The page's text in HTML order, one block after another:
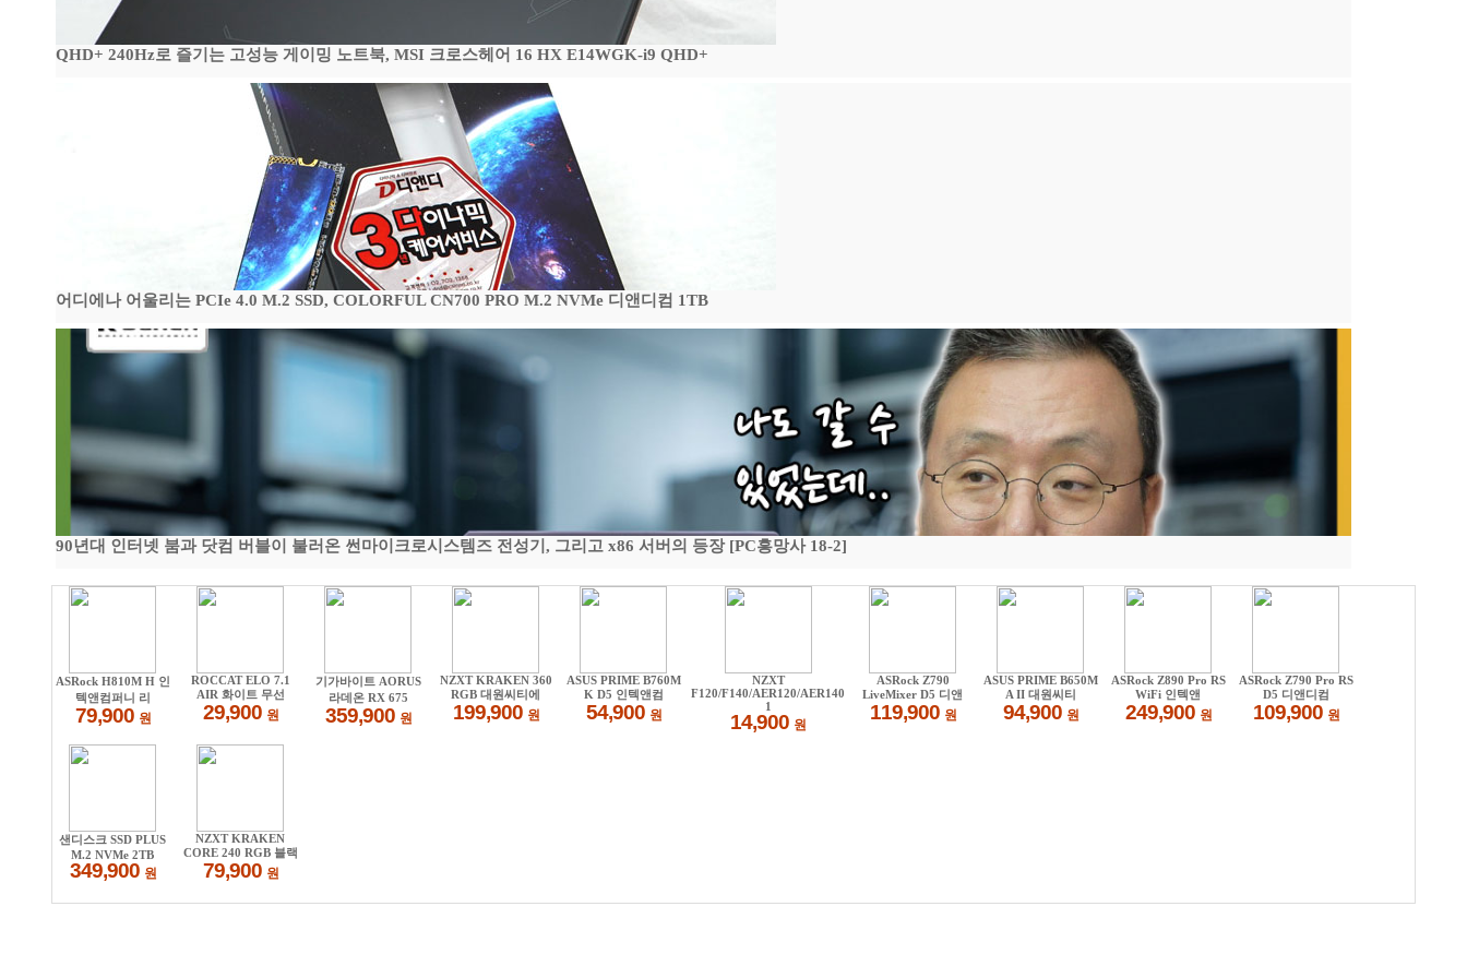
QHD+ 240Hz로 즐기는 고성능 게이밍 노트북, MSI 크로스헤어 16 HX E14WGK-i9 QHD+
어디에나 어울리는 PCIe 4.0 M.2 SSD, COLORFUL CN700 PRO M.2 NVMe 디앤디컴 1TB
90년대 인터넷 붐과 닷컴 버블이 불러온 썬마이크로시스템즈 전성기, 그리고 x86 서버의 등장 [PC흥망사 18-2]